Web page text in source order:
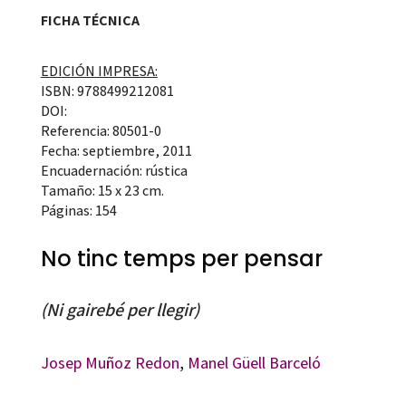
FICHA TÉCNICA
EDICIÓN IMPRESA:
ISBN: 9788499212081
DOI:
Referencia: 80501-0
Fecha: septiembre, 2011
Encuadernación: rústica
Tamaño: 15 x 23 cm.
Páginas: 154
No tinc temps per pensar
(Ni gairebé per llegir)
Josep Muñoz Redon, Manel Güell Barceló